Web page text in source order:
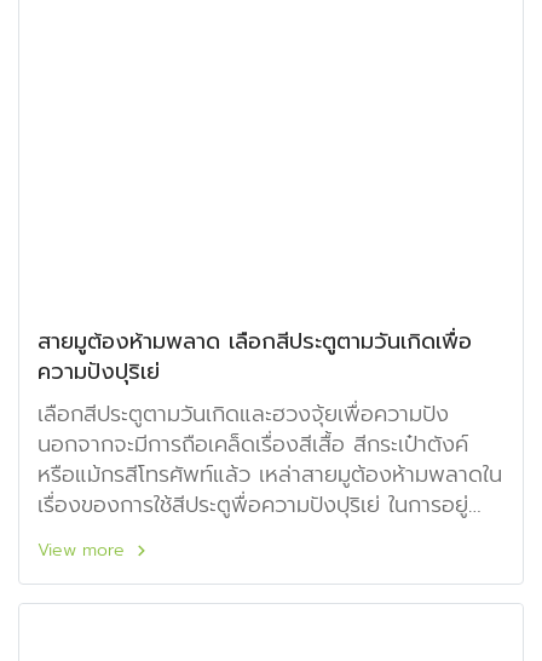
สายมูต้องห้ามพลาด เลือกสีประตูตามวันเกิดเพื่อ
ความปังปุริเย่
เลือกสีประตูตามวันเกิดและฮวงจุ้ยเพื่อความปัง
นอกจากจะมีการถือเคล็ดเรื่องสีเสื้อ สีกระเป๋าตังค์
หรือแม้กรสีโทรศัพท์แล้ว เหล่าสายมูต้องห้ามพลาดใน
เรื่องของการใช้สีประตูพื่อความปังปุริเย่ ในการอยู่
อาศัย
View more